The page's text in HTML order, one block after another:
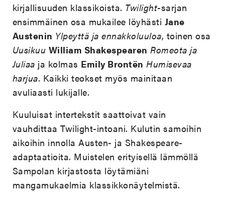
kirjallisuuden klassikoista. Twilight-sarjan
ensimmäinen osa mukailee löyhästi Jane
Austenin Ylpeyttä ja ennakkoluuloa, toinen osa
Uusikuu William Shakespearen Romeota ja
Juliaa ja kolmas Emily Brontën Humisevaa
harjua. Kaikki teokset myös mainitaan
avuliaasti lukijalle.
Kuuluisat intertekstit saattoivat vain
vauhdittaa Twilight-intoani. Kulutin samoihin
aikoihin innolla Austen- ja Shakespeare-
adaptaatioita. Muistelen erityisellä lämmöllä
Sampolan kirjastosta löytämiäni
mangamukaelmia klassikkonäytelmistä.